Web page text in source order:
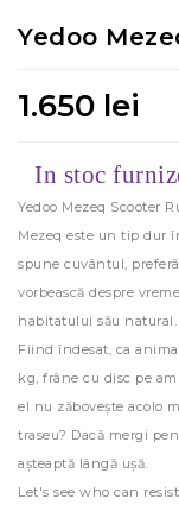
Electrice
Food
&
Tools
Yedoo
1.650 lei
In stoc
Yedoo Mezeq Scooter
Mezeq este un tip dur
spune cuvântul,
vorbească despre
habitatului său natural.
Fiind îndesat, ca
kg, frâne cu disc pe
el nu zăbovește acolo
traseu? Dacă mergi
așteaptă lângă uşă.
Let's see who can